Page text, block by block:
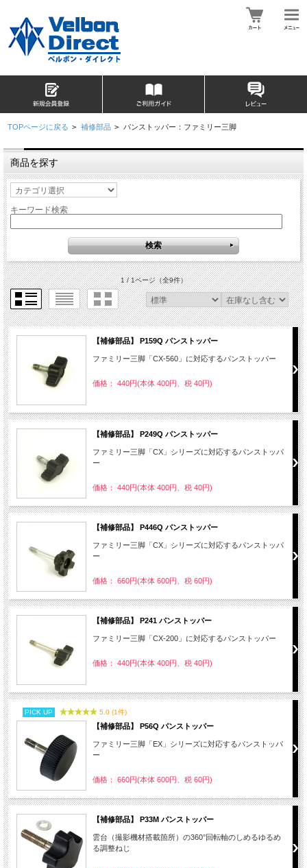
TOPページに戻る > 補修部品 > パンストッパー：ファミリー三脚
商品を探す
キーワード検索
1 / 1ページ（全9件）
【補修部品】 P159Q パンストッパー
ファミリー三脚「CX-560」に対応するパンストッパー
価格： 440円(本体 400円、税 40円)
【補修部品】 P249Q パンストッパー
ファミリー三脚「CX」シリーズに対応するパンストッパ
ー
価格： 440円(本体 400円、税 40円)
【補修部品】 P446Q パンストッパー
ファミリー三脚「CX」シリーズに対応するパンストッパ
ー
価格： 660円(本体 600円、税 60円)
【補修部品】 P241 パンストッパー
ファミリー三脚「CX-200」に対応するパンストッパー
価格： 440円(本体 400円、税 40円)
PICK UP 5.0 (1件)
【補修部品】 P56Q パンストッパー
ファミリー三脚「EX」シリーズに対応するパンストッパ
ー
価格： 660円(本体 600円、税 60円)
【補修部品】 P33M パンストッパー
雲台（撮影機材搭載箇所）の360°回転軸のしめるゆるめ
る調整ねじ